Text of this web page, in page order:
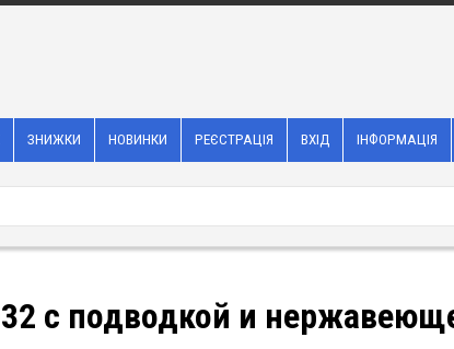
ЗНИЖКИ НОВИНКИ РЕЄСТРАЦІЯ ВХІД ІНФОРМАЦІЯ
с подводкой и